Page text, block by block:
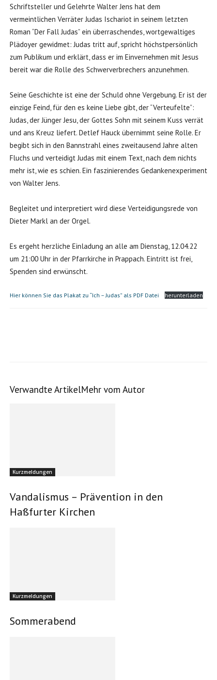
Schriftsteller und Gelehrte Walter Jens hat dem
vermeintlichen Verräter Judas Ischariot in seinem letzten
Roman “Der Fall Judas” ein überraschendes, wortgewaltiges
Plädoyer gewidmet: Judas tritt auf, spricht höchstpersönlich
zum Publikum und erklärt, dass er im Einvernehmen mit Jesus
bereit war die Rolle des Schwerverbrechers anzunehmen.
Seine Geschichte ist eine der Schuld ohne Vergebung. Er ist der
einzige Feind, für den es keine Liebe gibt, der “Verteufelte”:
Judas, der Jünger Jesu, der Gottes Sohn mit seinem Kuss verrät
und ans Kreuz liefert. Detlef Hauck übernimmt seine Rolle. Er
begibt sich in den Bannstrahl eines zweitausend Jahre alten
Fluchs und verteidigt Judas mit einem Text, nach dem nichts
mehr ist, wie es schien. Ein faszinierendes Gedankenexperiment
von Walter Jens.
Begleitet und interpretiert wird diese Verteidigungsrede von
Dieter Markl an der Orgel.
Es ergeht herzliche Einladung an alle am Dienstag, 12.04.22
um 21:00 Uhr in der Pfarrkirche in Prappach. Eintritt ist frei,
Spenden sind erwünscht.
Hier können Sie das Plakat zu “Ich – Judas” als PDF Datei herunterladen
Verwandte ArtikelMehr vom Autor
Kurzmeldungen
Vandalismus – Prävention in den
Haßfurter Kirchen
Kurzmeldungen
Sommerabend